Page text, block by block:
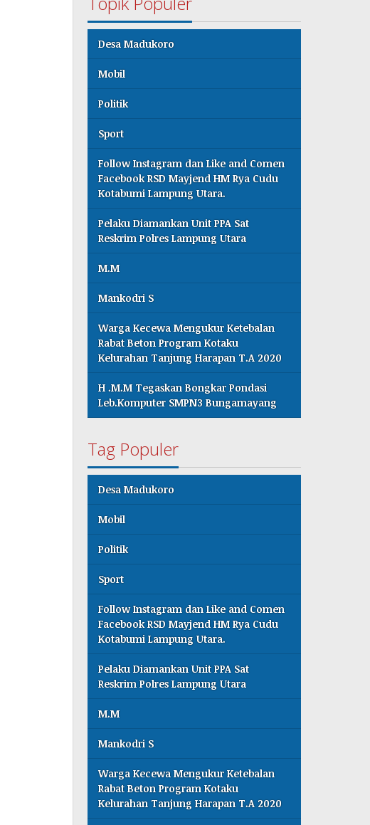
Desa Madukoro
Mobil
Politik
Sport
Follow Instagram dan Like and Comen
Facebook RSD Mayjend HM Rya Cudu
Kotabumi Lampung Utara.
Pelaku Diamankan Unit PPA Sat
Reskrim Polres Lampung Utara
M.M
Mankodri S
Warga Kecewa Mengukur Ketebalan
Rabat Beton Program Kotaku
Kelurahan Tanjung Harapan T.A 2020
H .M.M Tegaskan Bongkar Pondasi
Leb.Komputer SMPN3 Bungamayang
Tag Populer
Desa Madukoro
Mobil
Politik
Sport
Follow Instagram dan Like and Comen
Facebook RSD Mayjend HM Rya Cudu
Kotabumi Lampung Utara.
Pelaku Diamankan Unit PPA Sat
Reskrim Polres Lampung Utara
M.M
Mankodri S
Warga Kecewa Mengukur Ketebalan
Rabat Beton Program Kotaku
Kelurahan Tanjung Harapan T.A 2020